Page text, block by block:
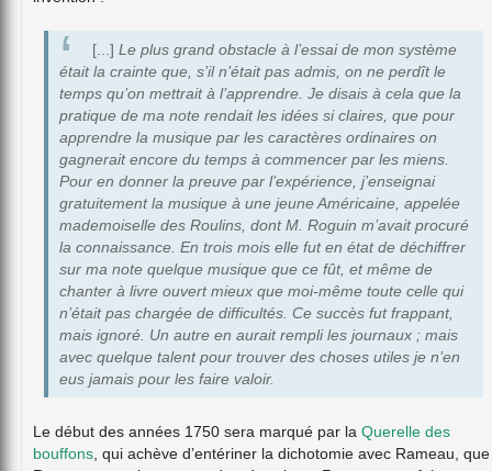
[...] Le plus grand obstacle à l’essai de mon système
était la crainte que, s’il n’était pas admis, on ne perdît le
temps qu’on mettrait à l’apprendre. Je disais à cela que la
pratique de ma note rendait les idées si claires, que pour
apprendre la musique par les caractères ordinaires on
gagnerait encore du temps à commencer par les miens.
Pour en donner la preuve par l’expérience, j’enseignai
gratuitement la musique à une jeune Américaine, appelée
mademoiselle des Roulins, dont M. Roguin m’avait procuré
la connaissance. En trois mois elle fut en état de déchiffrer
sur ma note quelque musique que ce fût, et même de
chanter à livre ouvert mieux que moi-même toute celle qui
n’était pas chargée de difficultés. Ce succès fut frappant,
mais ignoré. Un autre en aurait rempli les journaux ; mais
avec quelque talent pour trouver des choses utiles je n’en
eus jamais pour les faire valoir.
Le début des années 1750 sera marqué par la Querelle des
bouffons , qui achève d’entériner la dichotomie avec Rameau, que